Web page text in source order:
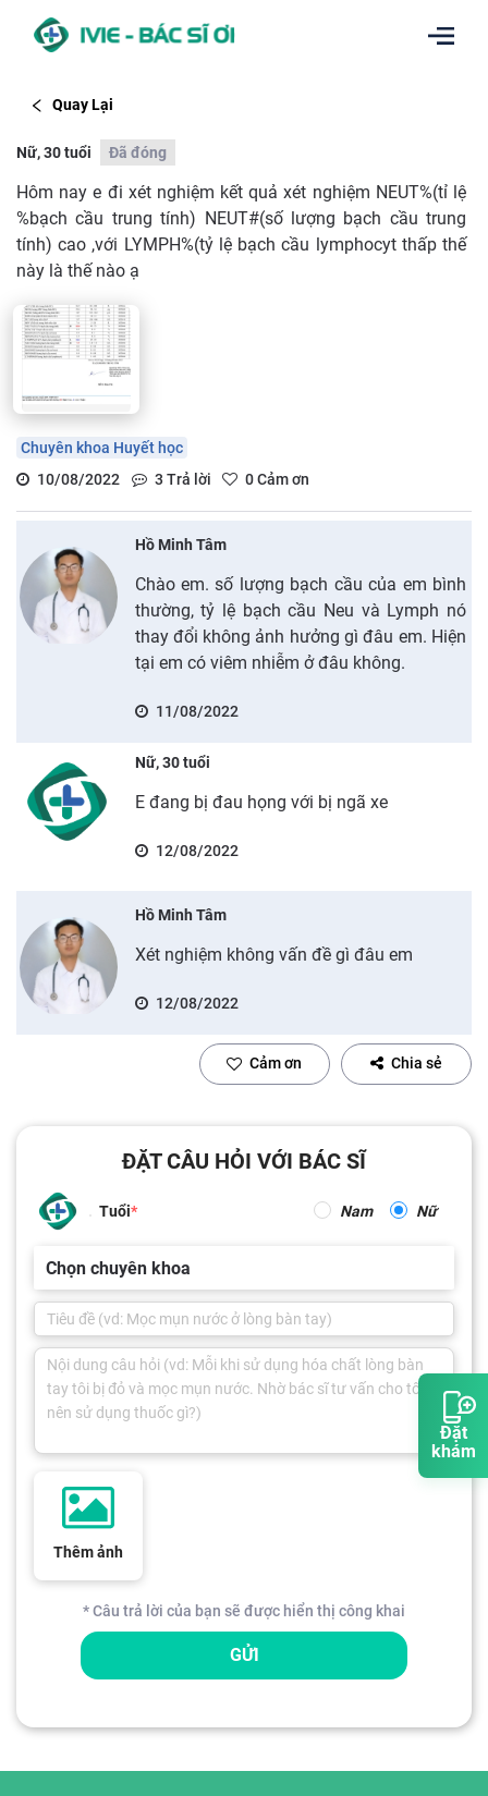
Đặt
khám
Quay Lại
Nữ, 30 tuổi Đã đóng
Hôm nay e đi xét nghiệm kết quả xét nghiệm NEUT%(tỉ lệ
%bạch cầu trung tính) NEUT#(số lượng bạch cầu trung
tính) cao ,với LYMPH%(tỷ lệ bạch cầu lymphocyt thấp thế
này là thế nào ạ
Chuyên khoa Huyết học
10/08/2022
3 Trả lời 0Cảm ơn
Hồ Minh Tâm
Chào em. số lượng bạch cầu của em bình
thường, tỷ lệ bạch cầu Neu và Lymph nó
thay đổi không ảnh hưởng gì đâu em. Hiện
tại em có viêm nhiễm ở đâu không.
11/08/2022
Nữ, 30 tuổi
E đang bị đau họng với bị ngã xe
12/08/2022
Hồ Minh Tâm
Xét nghiệm không vấn đề gì đâu em
12/08/2022
Cảm ơn Chia sẻ
ĐẶT CÂU HỎI VỚI BÁC SĨ
Tuổi Nam Nữ
Chọn chuyên khoa
Thêm ảnh
* Câu trả lời của bạn sẽ được hiển thị công khai
GỬI